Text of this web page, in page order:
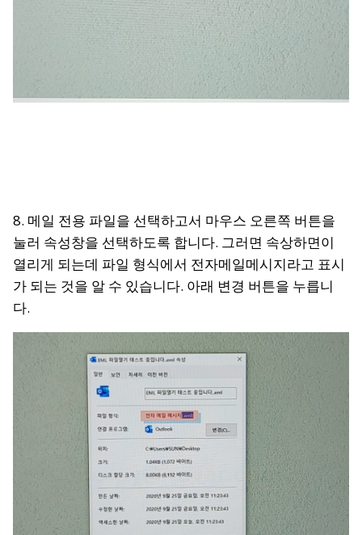
8. 메일 전용 파일을 선택하고서 마우스 오른쪽 버튼을
눌러 속성창을 선택하도록 합니다. 그러면 속상하면이
열리게 되는데 파일 형식에서 전자메일메시지라고 표시
가 되는 것을 알 수 있습니다. 아래 변경 버튼을 누릅니
다.